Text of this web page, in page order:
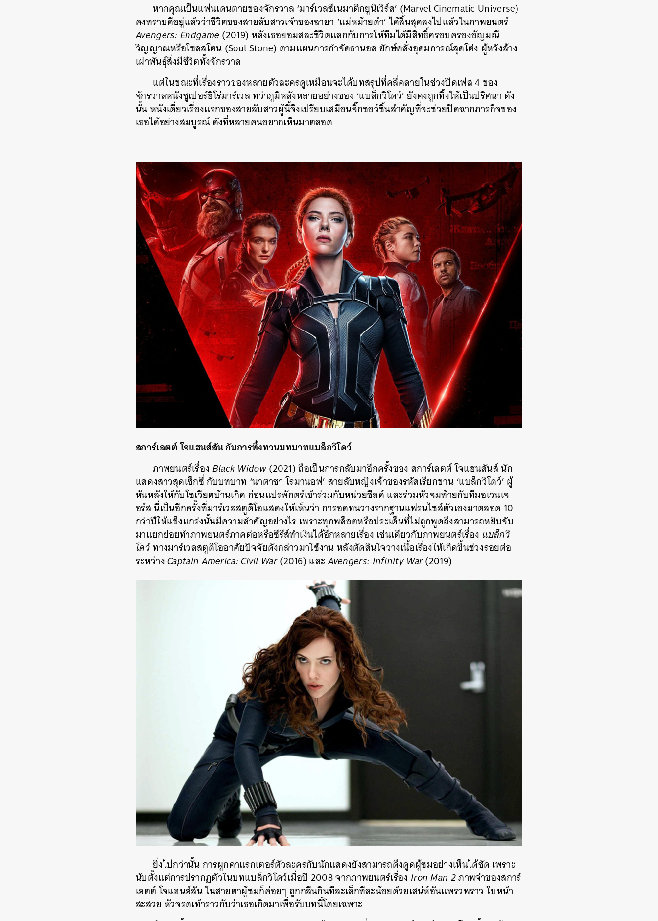
หากคุณเป็นแฟนเดนตายของจักรวาล ‘มาร์เวลซีเนมาติกยูนิเวิร์ส’ (Marvel Cinematic Universe)
คงทราบดีอยู่แล้วว่าชีวิตของสายลับสาวเจ้าของฉายา ‘แม่หม้ายดำ’ ได้สิ้นสุดลงไปแล้วในภาพยนตร์
Avengers: Endgame (2019) หลังเธอยอมสละชีวิตแลกกับการให้ทีมได้มีสิทธิ์ครอบครองอัญมณี
วิญญาณหรือโซลสโตน (Soul Stone) ตามแผนการกำจัดธานอส ยักษ์คลั่งอุดมการณ์สุดโต่ง ผู้หวังล้าง
เผ่าพันธุ์สิ่งมีชีวิตทั้งจักรวาล
แต่ในขณะที่เรื่องราวของหลายตัวละครดูเหมือนจะได้บทสรุปที่คลี่คลายในช่วงปิดเฟส 4 ของ
จักรวาลหนังซูเปอร์ฮีโร่มาร์เวล ทว่าภูมิหลังหลายอย่างของ ‘แบล็กวิโดว์’ ยังคงถูกทิ้งให้เป็นปริศนา ดัง
นั้น หนังเดี่ยวเรื่องแรกของสายลับสาวผู้นี้จึงเปรียบเสมือนจิ๊กซอว์ชิ้นสำคัญที่จะช่วยปิดฉากภารกิจของ
เธอได้อย่างสมบูรณ์ ดังที่หลายคนอยากเห็นมาตลอด
สการ์เลตต์ โจแฮนส์สัน กับการทิ้งทวนบทบาทแบล็กวิโดว์
ภาพยนตร์เรื่อง Black Widow(2021) ถือเป็นการกลับมาอีกครั้งของ สการ์เลตต์ โจแฮนสันส์ นัก
แสดงสาวสุดเซ็กซี่ กับบทบาท ‘นาตาชา โรมานอฟ’ สายลับหญิงเจ้าของรหัสเรียกขาน ‘แบล็กวิโดว์’ ผู้
หันหลังให้กับโซเวียตบ้านเกิด ก่อนแปรพักตร์เข้าร่วมกับหน่วยชีลด์ และร่วมหัวจมท้ายกับทีมอเวนเจ
อร์ส นี่เป็นอีกครั้งที่มาร์เวลสตูดิโอแสดงให้เห็นว่า การอดทนวางรากฐานแฟรนไชส์ตัวเองมาตลอด 10
กว่าปีให้แข็งแกร่งนั้นมีความสำคัญอย่างไร เพราะทุกพล็อตหรือประเด็นที่ไม่ถูกพูดถึงสามารถหยิบจับ
มาแยกย่อยทำภาพยนตร์ภาคต่อหรือซีรีส์ทำเงินได้อีกหลายเรื่อง เช่นเดียวกับภาพยนตร์เรื่อง แบล็กวิ
โดว์ทางมาร์เวลสตูดิโออาศัยปัจจัยดังกล่าวมาใช้งาน หลังตัดสินใจวางเนื้อเรื่องให้เกิดขึ้นช่วงรอยต่อ
ระหว่างCaptain America: Civil War(2016) และAvengers: Infinity War(2019)
ยิ่งไปกว่านั้น การผูกคาแรกเตอร์ตัวละครกับนักแสดงยังสามารถดึงดูดผู้ชมอย่างเห็นได้ชัด เพราะ
นับตั้งแต่การปรากฏตัวในบทแบล็กวิโดว์เมื่อปี 2008 จากภาพยนตร์เรื่อง Iron Man 2ภาพจำของสการ์
เลตต์ โจแฮนส์สัน ในสายตาผู้ชมก็ค่อยๆ ถูกกลืนกินทีละเล็กทีละน้อยด้วยเสน่ห์อันแพรวพราว ใบหน้า
สะสวย หัวจรดเท้าราวกับว่าเธอเกิดมาเพื่อรับบทนี้โดยเฉพาะ
ค้นหา
SHARE TWEET LINE EMAIL